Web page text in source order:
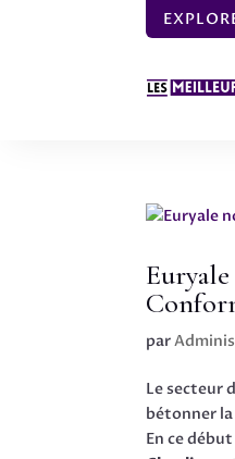
par
Le secteur
bétonner
En ce